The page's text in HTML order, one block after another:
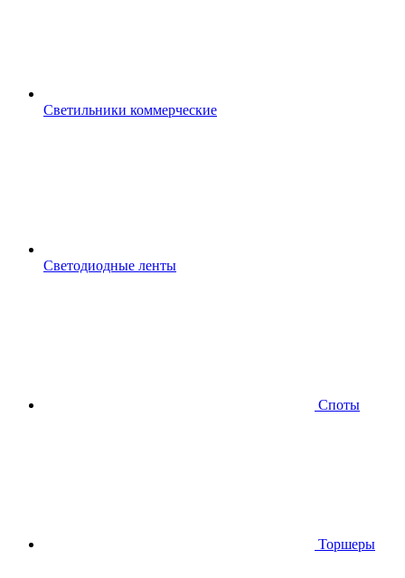
Светильники коммерческие
Светодиодные ленты
Споты
Торшеры